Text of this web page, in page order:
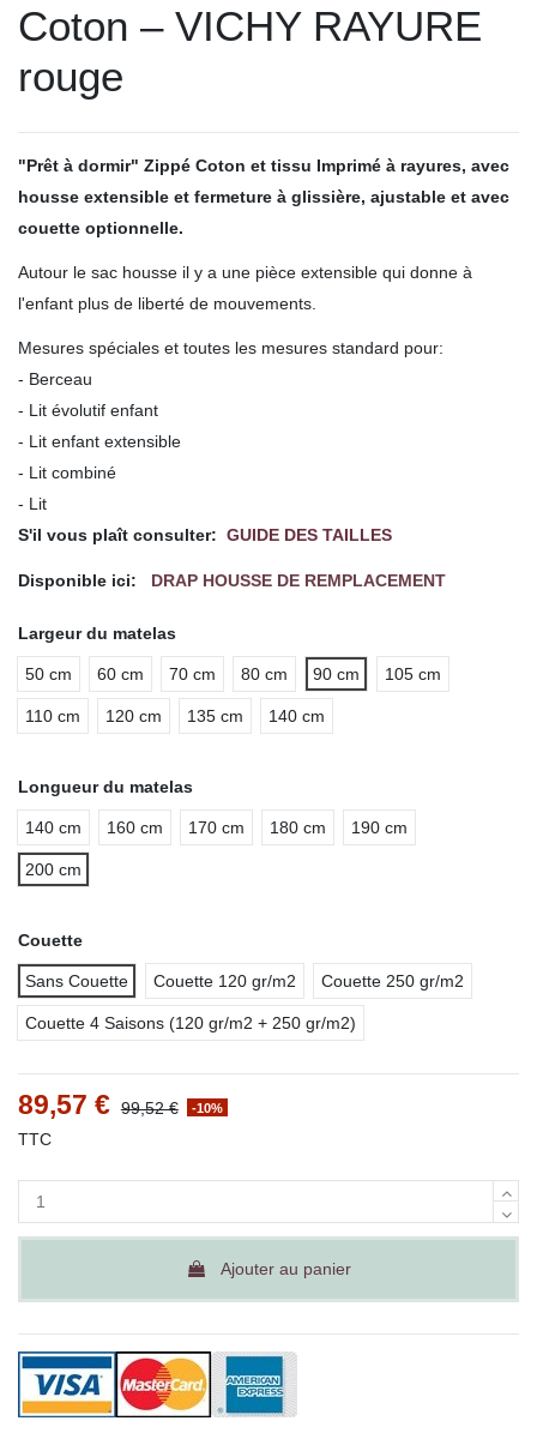
Coton – VICHY RAYURE
rouge
"Prêt à dormir" Zippé Coton et tissu Imprimé à rayures, avec
housse extensible et fermeture à glissière, ajustable et avec
couette optionnelle.
Autour le sac housse il y a une pièce extensible qui donne à
l'enfant plus de liberté de mouvements.
Mesures spéciales et toutes les mesures standard pour:
- Berceau
- Lit évolutif enfant
- Lit enfant extensible
- Lit combiné
- Lit
S'il vous plaît consulter: GUIDE DES TAILLES
Disponible ici: DRAP HOUSSE DE REMPLACEMENT
Largeur du matelas
50 cm 60 cm 70 cm 80 cm 90 cm 105 cm
110 cm 120 cm 135 cm 140 cm
Longueur du matelas
140 cm 160 cm 170 cm 180 cm 190 cm
200 cm
Couette
Sans Couette Couette 120 gr/m2 Couette 250 gr/m2
Couette 4 Saisons (120 gr/m2 + 250 gr/m2)
89,57 € 99,52 € -10%
TTC
Ajouter au panier